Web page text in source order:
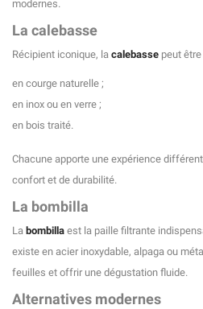
(2 avis)
modernes.
La calebasse
Récipient iconique, la calebasse peut être
en courge naturelle ;
en inox ou en verre ;
en bois traité.
Chacune apporte une expérience
confort et de durabilité.
La bombilla
La bombilla est la paille filtrante
existe en acier inoxydable, alpaga ou
feuilles et offrir une dégustation fluide.
Alternatives modernes